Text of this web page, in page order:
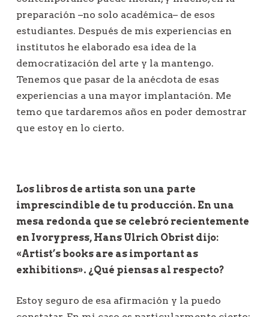
preparación –no solo académica– de esos
estudiantes. Después de mis experiencias en
institutos he elaborado esa idea de la
democratización del arte y la mantengo.
Tenemos que pasar de la anécdota de esas
experiencias a una mayor implantación. Me
temo que tardaremos años en poder demostrar
que estoy en lo cierto.
Los libros de artista son una parte
imprescindible de tu producción. En una
mesa redonda que se celebró recientemente
en Ivorypress, Hans Ulrich Obrist dijo:
«Artist’s books are as important as
exhibitions». ¿Qué piensas al respecto?
Estoy seguro de esa afirmación y la puedo